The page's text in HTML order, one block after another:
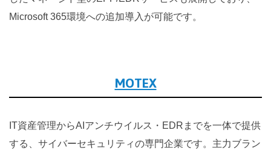
Microsoft 365環境への追加導入が可能です。
MOTEX
IT資産管理からAIアンチウイルス・EDRまでを一体で提供
する、サイバーセキュリティの専門企業です。主力ブラン